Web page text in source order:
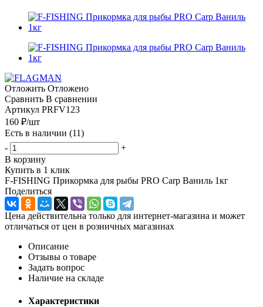
Отложить Отложено
Сравнить В сравнении
Артикул PRFV123
160 ₽/шт
Есть в наличии (11)
-
+
В корзину
Купить в 1 клик
F-FISHING Прикормка для рыбы PRO Carp Ваниль 1кг
Поделиться
Цена действительна только для интернет-магазина и может
отличаться от цен в розничных магазинах
Описание
Отзывы о товаре
Задать вопрос
Наличие на складе
Характеристики